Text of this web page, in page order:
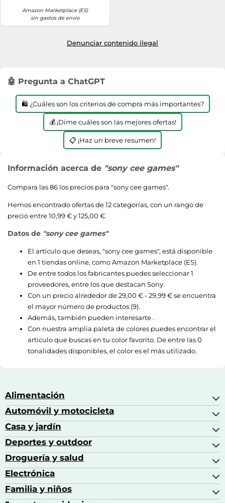
Amazon Marketplace (ES)
sin gastos de envío
Denunciar contenido ilegal
🤖 Pregunta a ChatGPT
🛍️ ¿Cuáles son los criterios de compra más importantes?
💰 ¡Dime cuáles son las mejores ofertas!
📋 ¡Haz un breve resumen!
Información acerca de "sony cee games"
Compara las 86 los precios para "sony cee games".
Hemos encontrado ofertas de 12 categorías, con un rango de
precio entre 10,99 € y 125,00 €.
Datos de "sony cee games"
El artículo que deseas, "sony cee games", está disponible
en 1 tiendas online, comoAmazon Marketplace (ES).
De entre todos los fabricantes puedes seleccionar 1
proveedores, entre los que destacan Sony.
Con un precio alrededor de29,00 € - 29,99 €se encuentra
el mayor número de productos (9).
Además, también pueden interesarte .
Con nuestra amplia paleta de colores puedes encontrar el
artículo que buscas en tu color favorito. De entre las 0
tonalidades disponibles, el color es el más utilizado.
Alimentación
Bebidas
Bebidas espirituosas
Brandy
Café
Automóvil y motocicleta
Accesorios para coche
Aceite de motor y manutención
Aceites motor
Altavoces coche
Casa y jardín
Accesorios de hogar y cocina
Aires acondicionados
Artículos de decoración
Barbacoas
Deportes y outdoor
Balones de fútbol
Bicicletas
Bicicletas elípticas
Bolsas bicicleta
Droguería y salud
Alimentación del bebé
Alimentación y lactancia
Artículos de limpieza del hogar
Electrónica
Altavoces
Familia y niños